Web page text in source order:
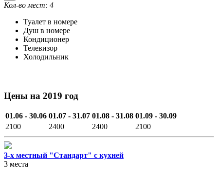
Кол-во мест: 4
Туалет в номере
Душ в номере
Кондиционер
Телевизор
Холодильник
Цены на 2019 год
01.06 - 30.06 01.07 - 31.07 01.08 - 31.08 01.09 - 30.09
2100
2400 2400 2100
3-х местный "Стандарт" с кухней
3 места